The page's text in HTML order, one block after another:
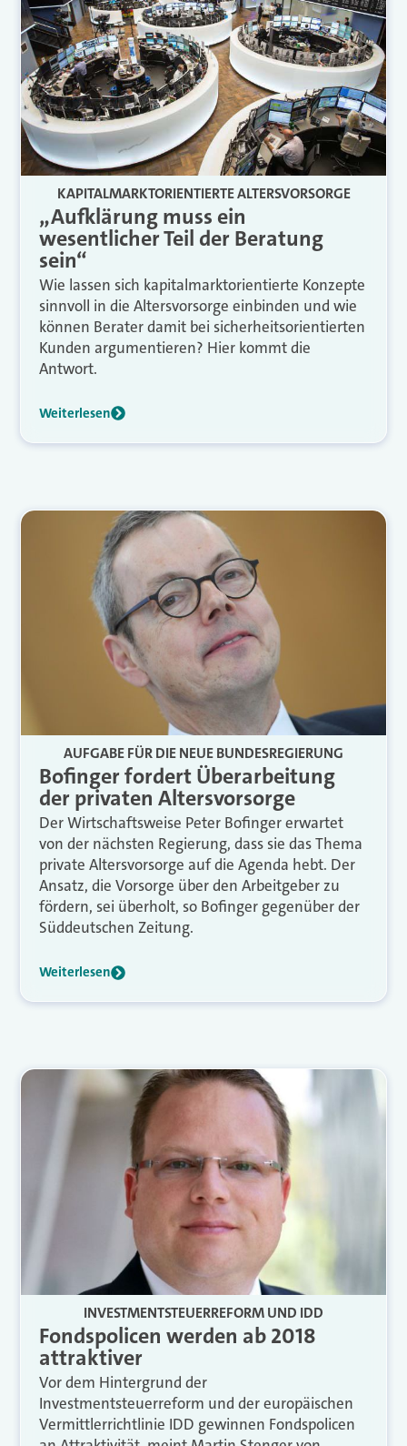
KAPITALMARKTORIENTIERTE ALTERSVORSORGE
„Aufklärung muss ein
wesentlicher Teil der Beratung
sein“
Wie lassen sich kapitalmarktorientierte Konzepte
sinnvoll in die Altersvorsorge einbinden und wie
können Berater damit bei sicherheitsorientierten
Kunden argumentieren? Hier kommt die
Antwort.
Weiterlesen
AUFGABE FÜR DIE NEUE BUNDESREGIERUNG
Bofinger fordert Überarbeitung
der privaten Altersvorsorge
Der Wirtschaftsweise Peter Bofinger erwartet
von der nächsten Regierung, dass sie das Thema
private Altersvorsorge auf die Agenda hebt. Der
Ansatz, die Vorsorge über den Arbeitgeber zu
fördern, sei überholt, so Bofinger gegenüber der
Süddeutschen Zeitung.
Weiterlesen
INVESTMENTSTEUERREFORM UND IDD
Fondspolicen werden ab 2018
attraktiver
Vor dem Hintergrund der
Investmentsteuerreform und der europäischen
Vermittlerrichtlinie IDD gewinnen Fondspolicen